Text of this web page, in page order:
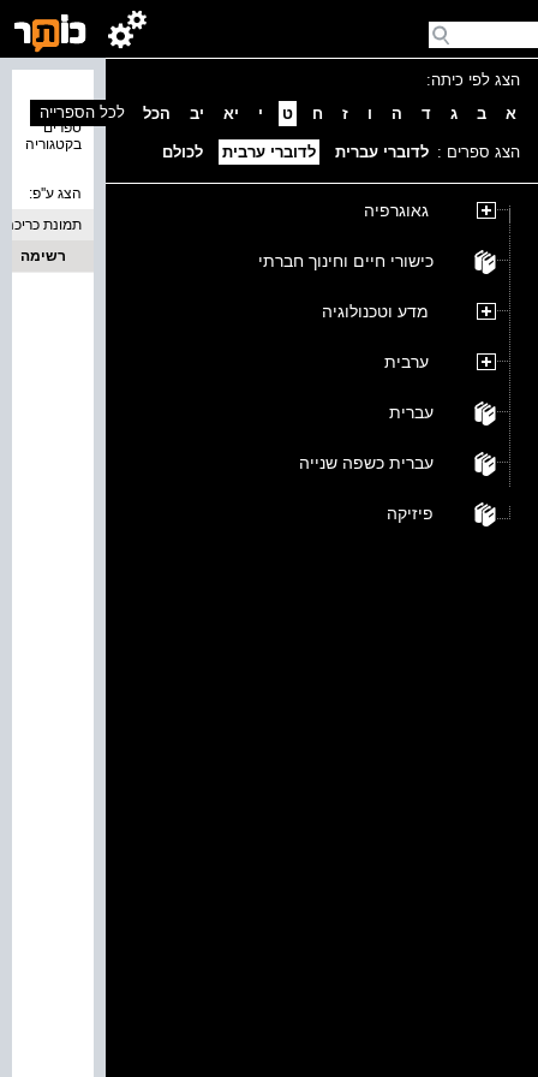
הצג לפי כיתה:
א
ב ג ד ה ו ז ח ט י יא יב הכל
הצג ספרים : לדוברי עברית לדוברי ערבית לכולם
גאוגרפיה
כישורי חיים וחינוך חברתי
מדע וטכנולוגיה
ערבית
עברית
עברית כשפה שנייה
פיזיקה
ספרים
בקטגוריה
לכל הספרייה
הצג ע''פ:
תמונת כריכה
רשימה